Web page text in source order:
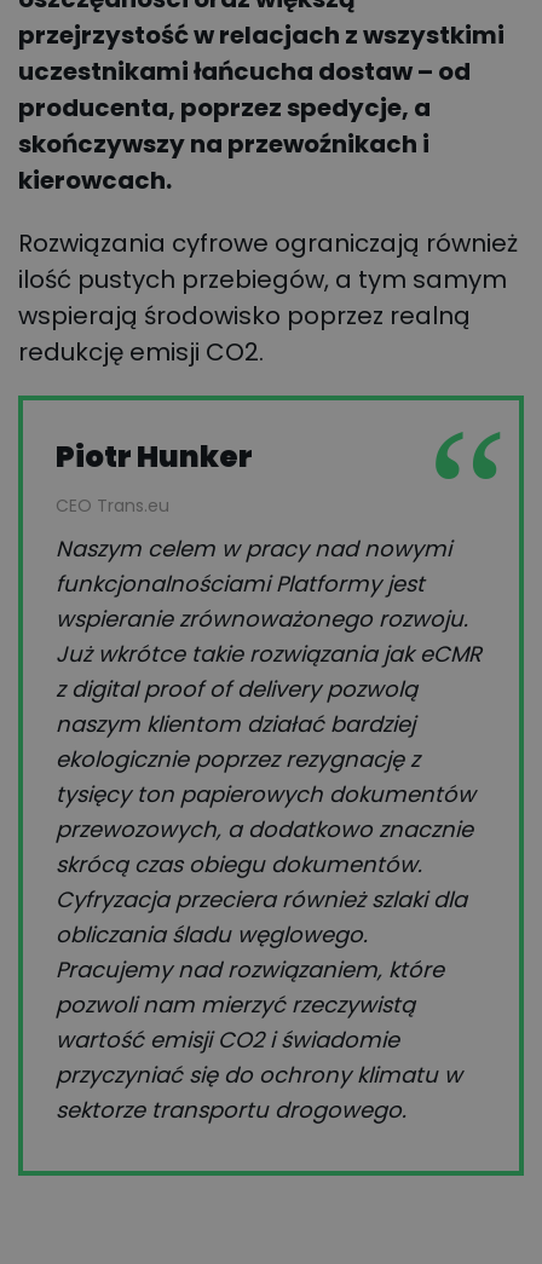
przejrzystość w relacjach z wszystkimi
uczestnikami łańcucha dostaw – od
producenta, poprzez spedycje, a
skończywszy na przewoźnikach i
kierowcach.
Rozwiązania cyfrowe ograniczają również
ilość pustych przebiegów, a tym samym
wspierają środowisko poprzez realną
redukcję emisji CO2.
Piotr Hunker
CEO Trans.eu
Naszym celem w pracy nad nowymi
funkcjonalnościami Platformy jest
wspieranie zrównoważonego rozwoju.
Już wkrótce takie rozwiązania jak eCMR
z digital proof of delivery pozwolą
naszym klientom działać bardziej
ekologicznie poprzez rezygnację z
tysięcy ton papierowych dokumentów
przewozowych, a dodatkowo znacznie
skrócą czas obiegu dokumentów.
Cyfryzacja przeciera również szlaki dla
obliczania śladu węglowego.
Pracujemy nad rozwiązaniem, które
pozwoli nam mierzyć rzeczywistą
wartość emisji CO2 i świadomie
przyczyniać się do ochrony klimatu w
sektorze transportu drogowego.